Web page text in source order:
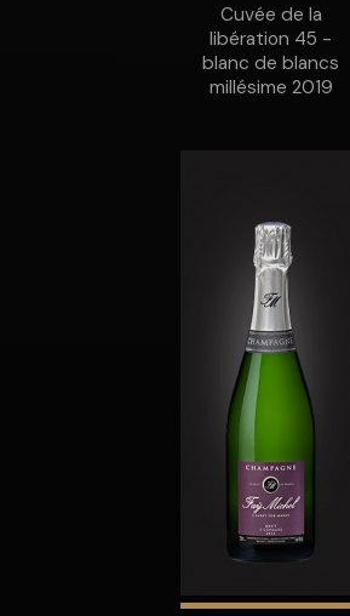
Cuvée de la
libération 45 -
blanc de blancs
millésime 2019